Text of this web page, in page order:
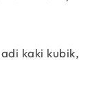
kaki kubik,